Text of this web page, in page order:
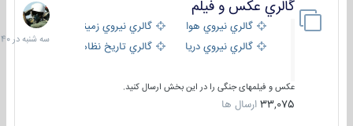
گالري عكس و فيلم
گالري نيروي هوايي
گالري نيروي زميني
گالري نيروي دريايي
گالري تاریخ نظامی
عکس و فیلمهای جنگی را در این بخش ارسال کنید.
33,075 ارسال ها
سه
شنبه
در